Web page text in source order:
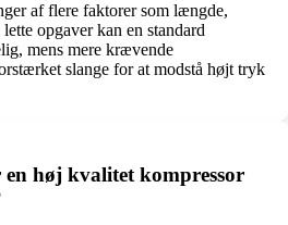
af flere faktorer som længde,
opgaver kan en standard
mens mere krævende
slange for at modstå højt tryk
høj kvalitet kompressor